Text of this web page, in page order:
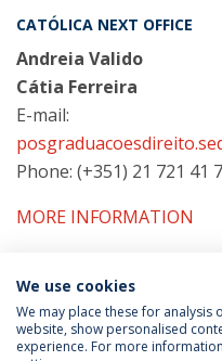
CATÓLICA NEXT OFFICE
Andreia Valido
Cátia Ferreira
E-mail:
Phone: (+351) 21 721 41
MORE INFORMATION
COORDINATORS
We use cookies
We may place these for
website, show personalised
experience. For more